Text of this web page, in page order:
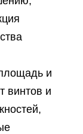
и
винтов и